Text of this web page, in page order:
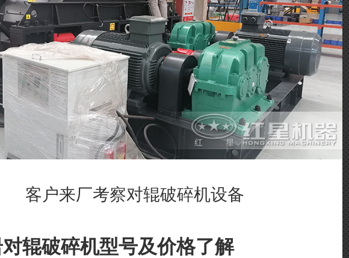
客户来厂考察对辊破碎机设备
辊破碎机型号及价格了解